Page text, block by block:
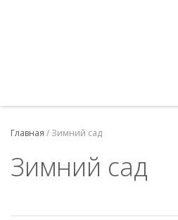
Главная / Зимний сад
Зимний сад